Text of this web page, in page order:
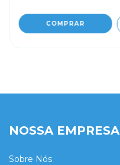
COMPRAR
NOSSA EMPRESA
Sobre Nós